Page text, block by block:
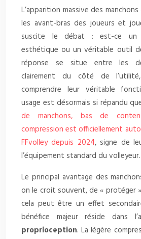
L’apparition massive des
les avant-bras des joueurs et
suscite le débat : est-ce un
esthétique ou un véritable outil
réponse se situe entre les
clairement du côté de
comprendre leur véritable
usage est désormais si répandu
de manchons, bas de
compression est officiellement
FFvolley depuis 2024, signe de
l’équipement standard du volleyeur.
Le principal avantage des
on le croit souvent, de « protéger
cela peut être un effet
bénéfice majeur réside dans
proprioception. La légère